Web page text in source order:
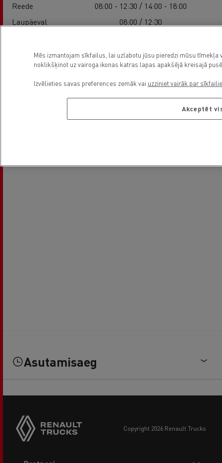
Reede
08:00 - 12:30 / 14:00 - 18:00
Laupäeval
08:00 / 12:30
Asukoht
Asutamisaeg
copyright 2026 Renault Trucks
Mēs izmantojam sīkfailus, lai uzlabotu jūsu pieredzi mūsu
noklikšķinot uz vairoga ikonas katras lapas apakšējā kreisajā
Izvēlieties savas preferences zemāk vai uzziniet vairāk par
Akceptēt